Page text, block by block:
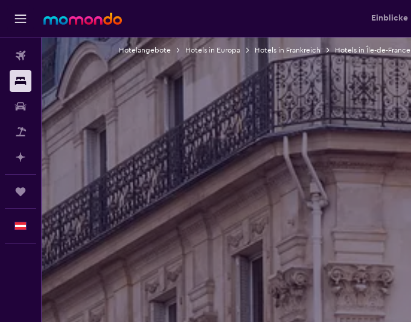
Einblicke
Flüge
Unterkünfte
Mietwagen
Pauschalreisen
Mit KI planen
Deutsch
Hotelangebote Hotels in Europa Hotels in Frankreich Hotels in Île-de-France